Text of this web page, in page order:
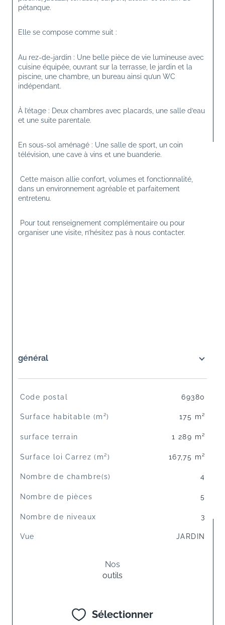
pétanque.
Elle se compose comme suit :
Au rez-de-jardin : Une belle pièce de vie lumineuse avec
cuisine équipée, ouvrant sur la terrasse, le jardin et la
piscine, une chambre, un bureau ainsi qu’un WC
indépendant.
À l’étage : Deux chambres avec placards, une salle d’eau
et une suite parentale.
En sous-sol aménagé : Une salle de sport, un coin
télévision, une cave à vins et une buanderie.
dans un environnement agréable et parfaitement
entretenu.
organiser une visite, n’hésitez pas à nous contacter.
général
TRAD_SIROCCO_Caracteristique
Code postal 69380
Surface habitable (m²) 175 m²
surface terrain 1 289 m²
Surface loi Carrez (m²) 167,75 m²
Nombre de chambre(s) 4
Nombre de pièces 5
Nombre de niveaux 3
Vue JARDIN
Nos
outils
Sélectionner